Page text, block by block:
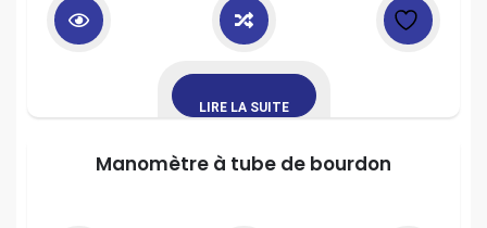
LIRE LA SUITE
Manomètre à tube de bourdon